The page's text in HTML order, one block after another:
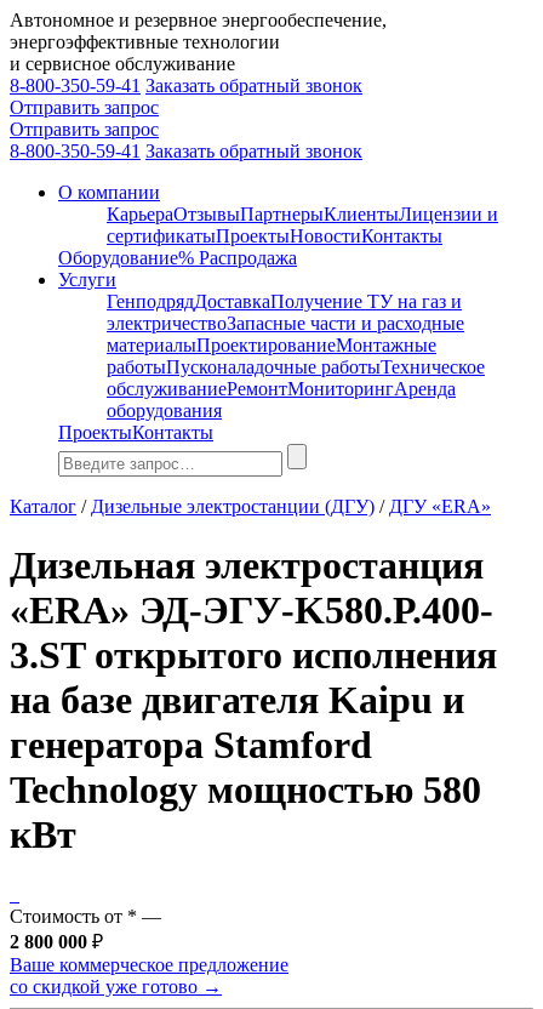
Автономное и резервное энергообеспечение,
энергоэффективные технологии
и сервисное обслуживание
8-800-350-59-41 Заказать обратный звонок
Отправить запрос
Отправить запрос
8-800-350-59-41 Заказать обратный звонок
О компании
КарьераОтзывыПартнерыКлиентыЛицензии и
сертификатыПроектыНовостиКонтакты
Оборудование% Распродажа
Услуги
ГенподрядДоставкаПолучение ТУ на газ и
электричествоЗапасные части и расходные
материалыПроектированиеМонтажные
работыПусконаладочные работыТехническое
обслуживаниеРемонтМониторингАренда
оборудования
ПроектыКонтакты
Каталог / Дизельные электростанции (ДГУ) / ДГУ «ERA»
Дизельная электростанция
«ERA» ЭД-ЭГУ-K580.Р.400-
3.ST открытого исполнения
на базе двигателя Kaipu и
генератора Stamford
Technology мощностью 580
кВт
Стоимость от * —
2 800 000 ₽
Ваше коммерческое предложение
со скидкой уже готово →